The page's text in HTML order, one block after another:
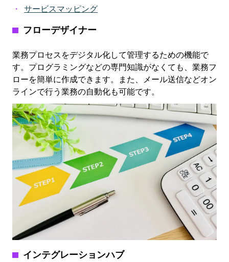
サービスマッピング
フローデザイナー
業務プロセスをデジタル化して管理するための機能で
す。プログラミングなどの専門知識がなくても、業務フ
ローを簡単に作成できます。また、メール送信などオン
ラインで行う業務の自動化も可能です。
インテグレーションハブ